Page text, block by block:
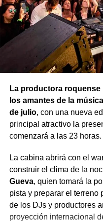
las edades. El Municipio
días dará a conocer la
La productora
los amantes de la
de julio, con una nueva
principal atractivo la
comenzará a las 23 horas.
La cabina abrirá con el
construir el clima de la
Gueva, quien tomará la
pista y preparar el terreno
de los DJs y productores
proyección internacional